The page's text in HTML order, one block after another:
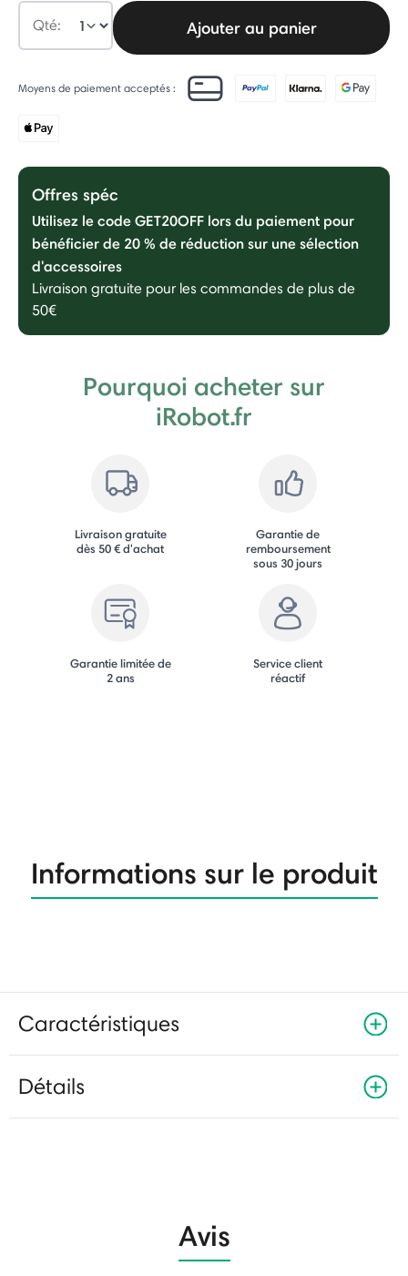
Qté: Ajouter au panier
Moyens de paiement acceptés :
Offres spéc
Utilisez le code GET20OFF lors du paiement pour
bénéficier de 20 % de réduction sur une sélection
d'accessoires
Livraison gratuite pour les commandes de plus de
50€
Pourquoi acheter sur
iRobot.fr
Livraison gratuite
dès 50 € d'achat
Garantie de
remboursement
sous 30 jours
Garantie limitée de
2 ans
Service client
réactif
Informations sur le produit
Caractéristiques
Détails
Avis